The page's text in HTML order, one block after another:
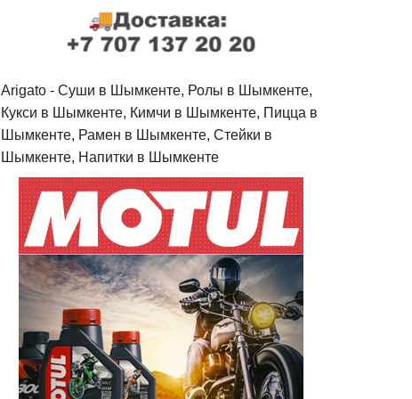
Arigato - Cуши в Шымкенте, Ролы в Шымкенте,
Кукси в Шымкенте, Кимчи в Шымкенте, Пицца в
Шымкенте, Рамен в Шымкенте, Стейки в
Шымкенте, Напитки в Шымкенте